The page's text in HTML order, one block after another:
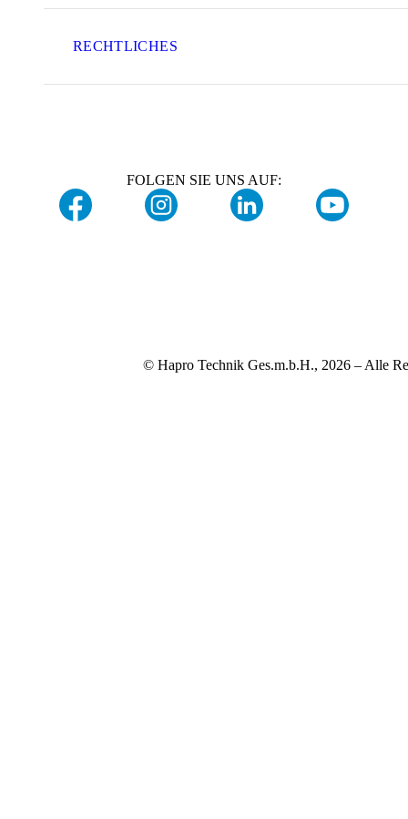
RECHTLICHES
FOLGEN SIE UNS AUF:
© Hapro Technik Ges.m.b.H., 2026 – Alle